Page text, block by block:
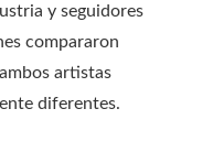
y seguidores
compararon
artistas
diferentes.